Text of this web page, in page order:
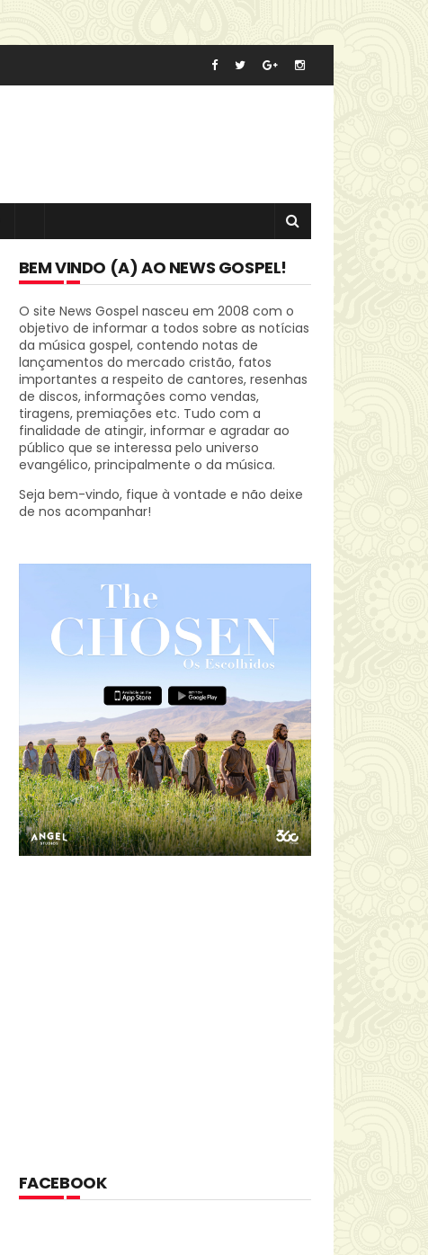
BEM VINDO (A) AO NEWS GOSPEL!
O site News Gospel nasceu em 2008 com o
objetivo de informar a todos sobre as notícias
da música gospel, contendo notas de
lançamentos do mercado cristão, fatos
importantes a respeito de cantores, resenhas
de discos, informações como vendas,
tiragens, premiações etc. Tudo com a
finalidade de atingir, informar e agradar ao
público que se interessa pelo universo
evangélico, principalmente o da música.
Seja bem-vindo, fique à vontade e não deixe
de nos acompanhar!
FACEBOOK